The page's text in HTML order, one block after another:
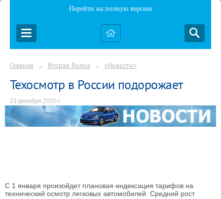
Перейти на полную версию
Главная → Вторая Волна → «Новости»
Техосмотр в России подорожает
23 декабря 2025 г.
С 1 января произойдет плановая индексация тарифов на
технический осмотр легковых автомобилей. Средний рост